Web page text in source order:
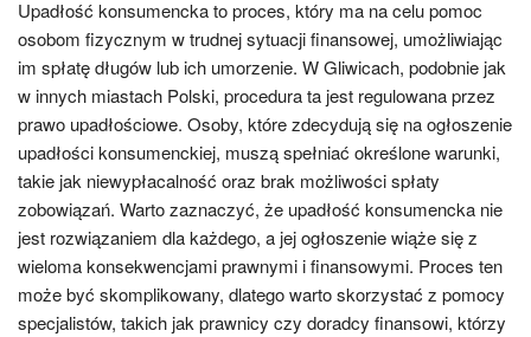
Upadłość konsumencka to proces, który ma na celu pomoc
osobom fizycznym w trudnej sytuacji finansowej, umożliwiając
im spłatę długów lub ich umorzenie. W Gliwicach, podobnie jak
w innych miastach Polski, procedura ta jest regulowana przez
prawo upadłościowe. Osoby, które zdecydują się na ogłoszenie
upadłości konsumenckiej, muszą spełniać określone warunki,
takie jak niewypłacalność oraz brak możliwości spłaty
zobowiązań. Warto zaznaczyć, że upadłość konsumencka nie
jest rozwiązaniem dla każdego, a jej ogłoszenie wiąże się z
wieloma konsekwencjami prawnymi i finansowymi. Proces ten
może być skomplikowany, dlatego warto skorzystać z pomocy
specjalistów, takich jak prawnicy czy doradcy finansowi, którzy